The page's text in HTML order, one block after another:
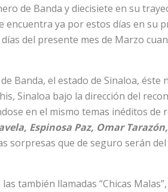
de Banda y diecisiete en su
encuentra ya por estos días en su
del presente mes de Marzo
Banda, el estado de Sinaloa, éste
Sinaloa bajo la dirección del
en el mismo temas inéditos de
Espinosa Paz, Omar
sorpresas que de seguro serán
también llamadas “Chicas